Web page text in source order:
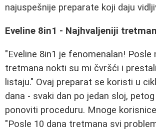
najuspešnije preparate koji daju
Eveline 8in1 - Najhvaljeniji tretman
"Eveline 8in1 je fenomenalan! Posle
tretmana nokti su mi čvršći i
listaju." Ovaj preparat se koristi u
dana - svaki dan po jedan sloj,
ponoviti proceduru. Mnoge
"Posle 10 dana tretmana svi